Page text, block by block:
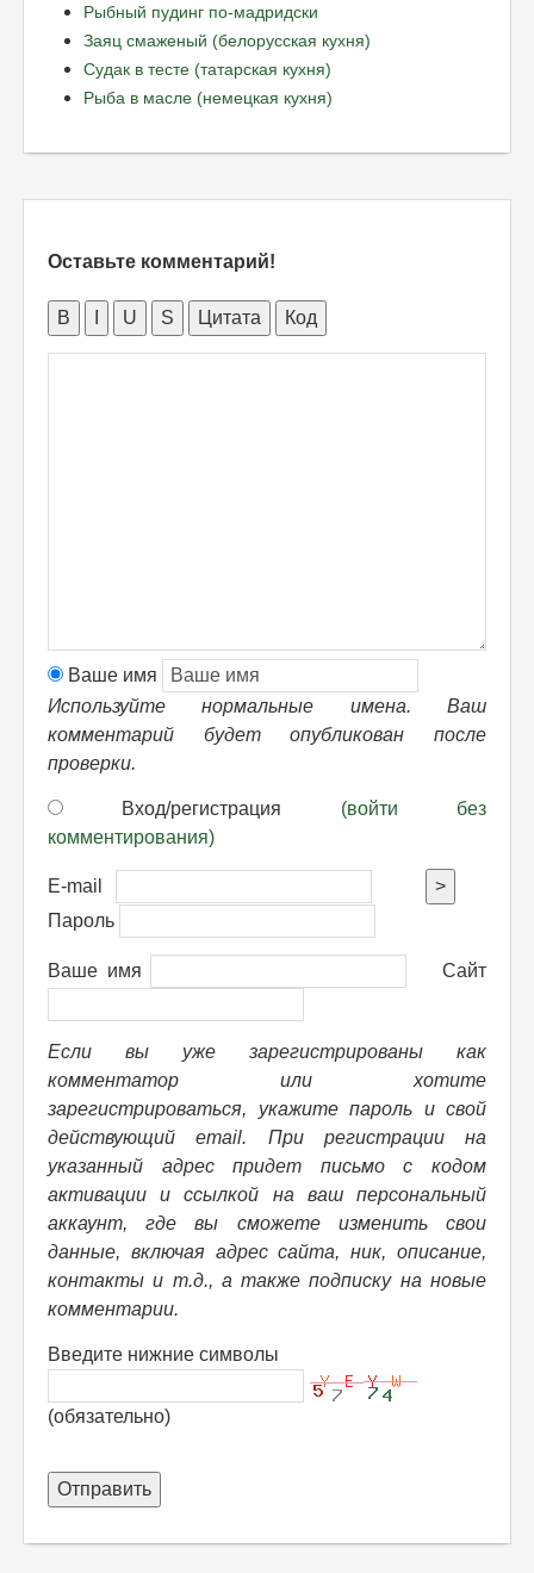
Рыбный пудинг по-мадридски
Заяц смаженый (белорусская кухня)
Судак в тесте (татарская кухня)
Рыба в масле (немецкая кухня)
Оставьте комментарий!
B U S Цитата Код
Ваше имя
Используйте нормальные имена. Ваш
комментарий будет опубликован после
проверки.
Вход/регистрация (войти без
комментирования)
E-mail
>
Пароль
Ваше имя Сайт
Если вы уже зарегистрированы как
комментатор или хотите
зарегистрироваться, укажите пароль и свой
действующий email. При регистрации на
указанный адрес придет письмо с кодом
активации и ссылкой на ваш персональный
аккаунт, где вы сможете изменить свои
данные, включая адрес сайта, ник, описание,
контакты и т.д., а также подписку на новые
комментарии.
Введите нижние символы
(обязательно)
Отправить